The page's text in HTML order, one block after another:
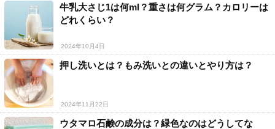
牛乳大さじ1は何ml？重さは何グラム？カロリーは
どれくらい？
2024年10月4日
押し洗いとは？もみ洗いとの違いとやり方は？
2024年11月22日
ウタマロ石鹸の成分は？緑色なのはどうしてな